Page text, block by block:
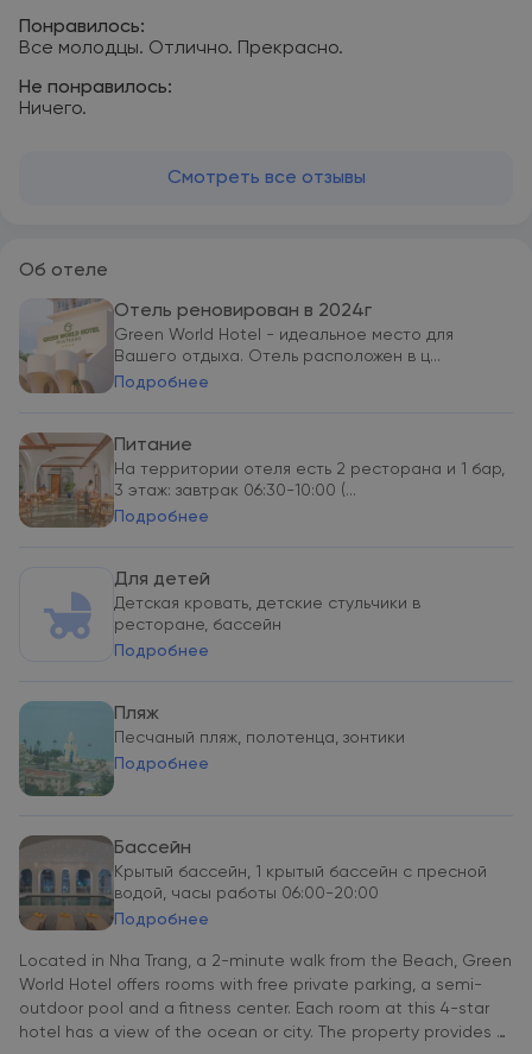
Понравилось:
Все молодцы. Отлично. Прекрасно.
Не понравилось:
Ничего.
Смотреть все отзывы
Об отеле
Отель реновирован в 2024г
Green World Hotel - идеальное место для
Вашего отдыха. Отель расположен в ц...
Подробнее
Питание
На территории отеля есть 2 ресторана и 1 бар,
3 этаж: завтрак 06:30-10:00 (...
Подробнее
Для детей
Детская кровать, детские стульчики в
ресторане, бассейн
Подробнее
Пляж
Песчаный пляж, полотенца, зонтики
Подробнее
Бассейн
Крытый бассейн, 1 крытый бассейн с пресной
водой, часы работы 06:00-20:00
Подробнее
Located in Nha Trang, a 2-minute walk from the Beach, Green
World Hotel offers rooms with free private parking, a semi-
outdoor pool and a fitness center. Each room at this 4-star
hotel has a view of the ocean or city. The property provides a